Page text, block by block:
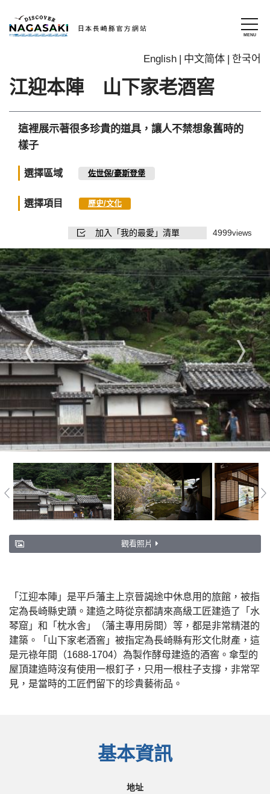
English 中文简体 한국어
江迎本陣 山下家老酒窖
這裡展示著很多珍貴的道具，讓人不禁想象舊時的
樣子
選擇區域 佐世保/豪斯登堡
選擇項目 歷史/文化
加入「我的最愛」清單 4999views
觀看照片
「江迎本陣」是平戶藩主上京晉謁途中休息用的旅館，被指
定為長崎縣史蹟。建造之時從京都請來高級工匠建造了「水
琴窟」和「枕水舎」（藩主專用房間）等，都是非常精湛的
建築。「山下家老酒窖」被指定為長崎縣有形文化財產，這
是元祿年間（1688-1704）為製作酵母建造的酒窖。傘型的
屋頂建造時沒有使用一根釘子，只用一根柱子支撐，非常罕
見，是當時的工匠們留下的珍貴藝術品。
基本資訊
地址